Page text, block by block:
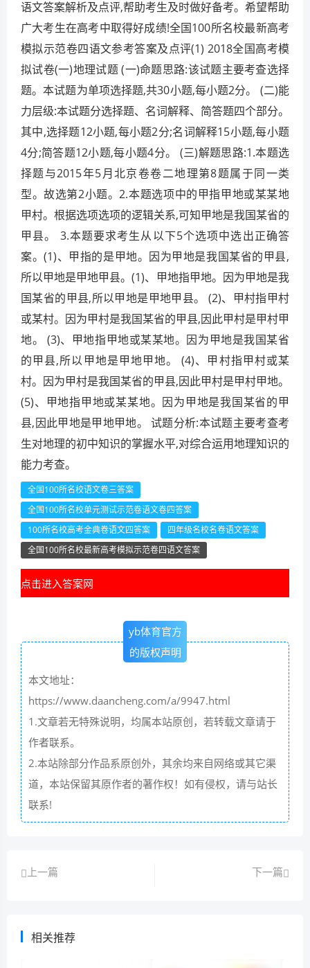
语文答案解析及点评,帮助考生及时做好备考。希望帮助
广大考生在高考中取得好成绩!全国100所名校最新高考
模拟示范卷四语文参考答案及点评(1) 2018全国高考模
拟试卷(一)地理试题 (一)命题思路:该试题主要考查选择
题。本试题为单项选择题,共30小题,每小题2分。 (二)能
力层级:本试题分选择题、名词解释、简答题四个部分。
其中,选择题12小题,每小题2分;名词解释15小题,每小题
4分;简答题12小题,每小题4分。 (三)解题思路:1.本题选
择题与2015年5月北京卷卷二地理第8题属于同一类
型。故选第2小题。2.本题选项中的甲指甲地或某某地
甲村。根据选项选项的逻辑关系,可知甲地是我国某省的
甲县。 3.本题要求考生从以下5个选项中选出正确答
案。(1)、甲指的是甲地。因为甲地是我国某省的甲县,
所以甲地是甲地甲县。(1)、甲地指甲地。因为甲地是我
国某省的甲县,所以甲地是甲地甲县。 (2)、甲村指甲村
或某村。因为甲村是我国某省的甲县,因此甲村是甲村甲
地。 (3)、甲地指甲地或某某地。因为甲地是我国某省
的甲县,所以甲地是甲地甲地。 (4)、甲村指甲村或某
村。因为甲村是我国某省的甲县,因此甲村是甲村甲地。
(5)、甲地指甲地或某某地。因为甲地是我国某省的甲
县,因此甲地是甲地甲地。 试题分析:本试题主要考查考
生对地理的初中知识的掌握水平,对综合运用地理知识的
能力考查。
全国100所名校语文卷三答案
全国100所名校单元测试示范卷语文卷四答案
100所名校高考金典卷语文四答案
四年级名校名卷语文答案
全国100所名校最新高考模拟示范卷四语文答案
点击进入答案网
yb体育官方
的版权声明
本文地址：
https://www.daancheng.com/a/9947.html
1.文章若无特殊说明，均属本站原创，若转载文章请于
作者联系。
2.本站除部分作品系原创外，其余均来自网络或其它渠
道，本站保留其原作者的著作权！如有侵权，请与站长
联系!
上一篇 下一篇
相关推荐